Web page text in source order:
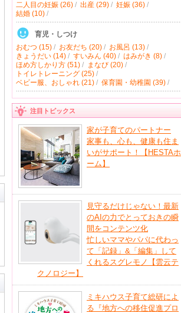
二人目の妊娠 (26)/ 出産 (29)/ 妊娠 (36)/
結婚 (10)/
育児・しつけ
おむつ (15)/ お友だち (20)/ お風呂 (13)/
きょうだい (14)/ すいみん (40)/ はみがき (8)/
ほめ方しかり方 (51)/ まなび (20)/
トイレトレーニング (25)/
ベビー服、おしゃれ (21)/ 保育園・幼稚園 (39)/
注目トピックス
家が子育てのパートナー
家事も、心も、健康も住ま
いがサポート！【HESTAホ
ーム】
見守るだけじゃない！最新
のAIの力でとっておきの瞬
間をコンテンツ化
忙しいママやパパに代わっ
て「記録」&「編集」して
くれるスグレモノ【雲云テ
クノロジー】
ミキハウス子育て総研によ
る『地方への移住促進プロ